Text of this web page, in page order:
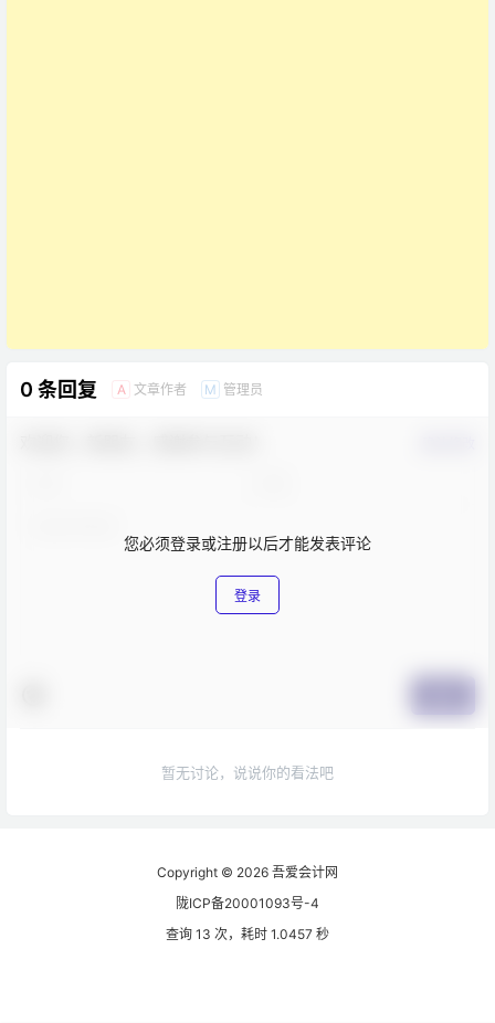
0 条回复 A 文章作者 M 管理员
您必须登录或注册以后才能发表评论
登录
暂无讨论，说说你的看法吧
Copyright © 2026 吾爱会计网
陇ICP备20001093号-4
查询 13 次，耗时 1.0457 秒